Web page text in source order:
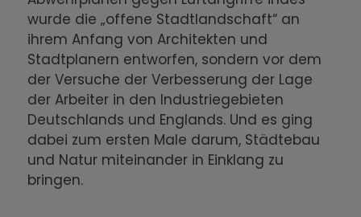
wurde die „offene Stadtlandschaft“ an
ihrem Anfang von Architekten und
Stadtplanern entworfen, sondern vor dem
der Versuche der Verbesserung der Lage
der Arbeiter in den Industriegebieten
Deutschlands und Englands. Und es ging
dabei zum ersten Male darum, Städtebau
und Natur miteinander in Einklang zu
bringen.